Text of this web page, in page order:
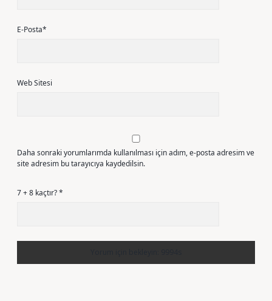
E-Posta*
Web Sitesi
Daha sonraki yorumlarımda kullanılması için adım, e-posta adresim ve
site adresim bu tarayıcıya kaydedilsin.
7 + 8 kaçtır?*